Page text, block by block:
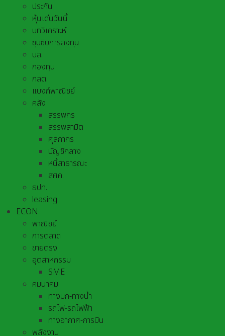
ประกัน
หุ้นเด่นวันนี้
บทวิเคราะห์
ซุบซิบการลงทุน
บล.
กองทุน
กลต.
แบงก์พาณิชย์
คลัง
สรรพกร
สรรพสามิต
ศุลกากร
บัญชีกลาง
หนี้สาธารณะ
สศค.
ธปท.
leasing
ECON
พาณิชย์
การตลาด
ขายตรง
อุตสาหกรรม
SME
คมนาคม
ทางบก-ทางน้ำ
รถไฟ-รถไฟฟ้า
ทางอากาศ-การบิน
พลังงาน